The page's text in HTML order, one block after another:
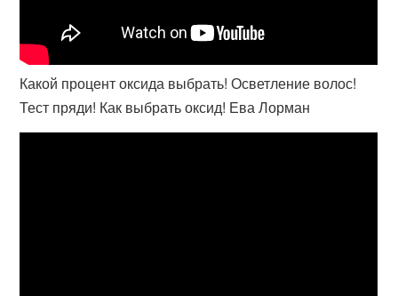
Какой процент оксида выбрать! Осветление волос!
Тест пряди! Как выбрать оксид! Ева Лорман